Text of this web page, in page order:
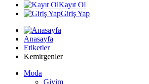
Kayıt Ol
Giriş Yap
Anasayfa
Etiketler
Kemirgenler
Moda
Giyim